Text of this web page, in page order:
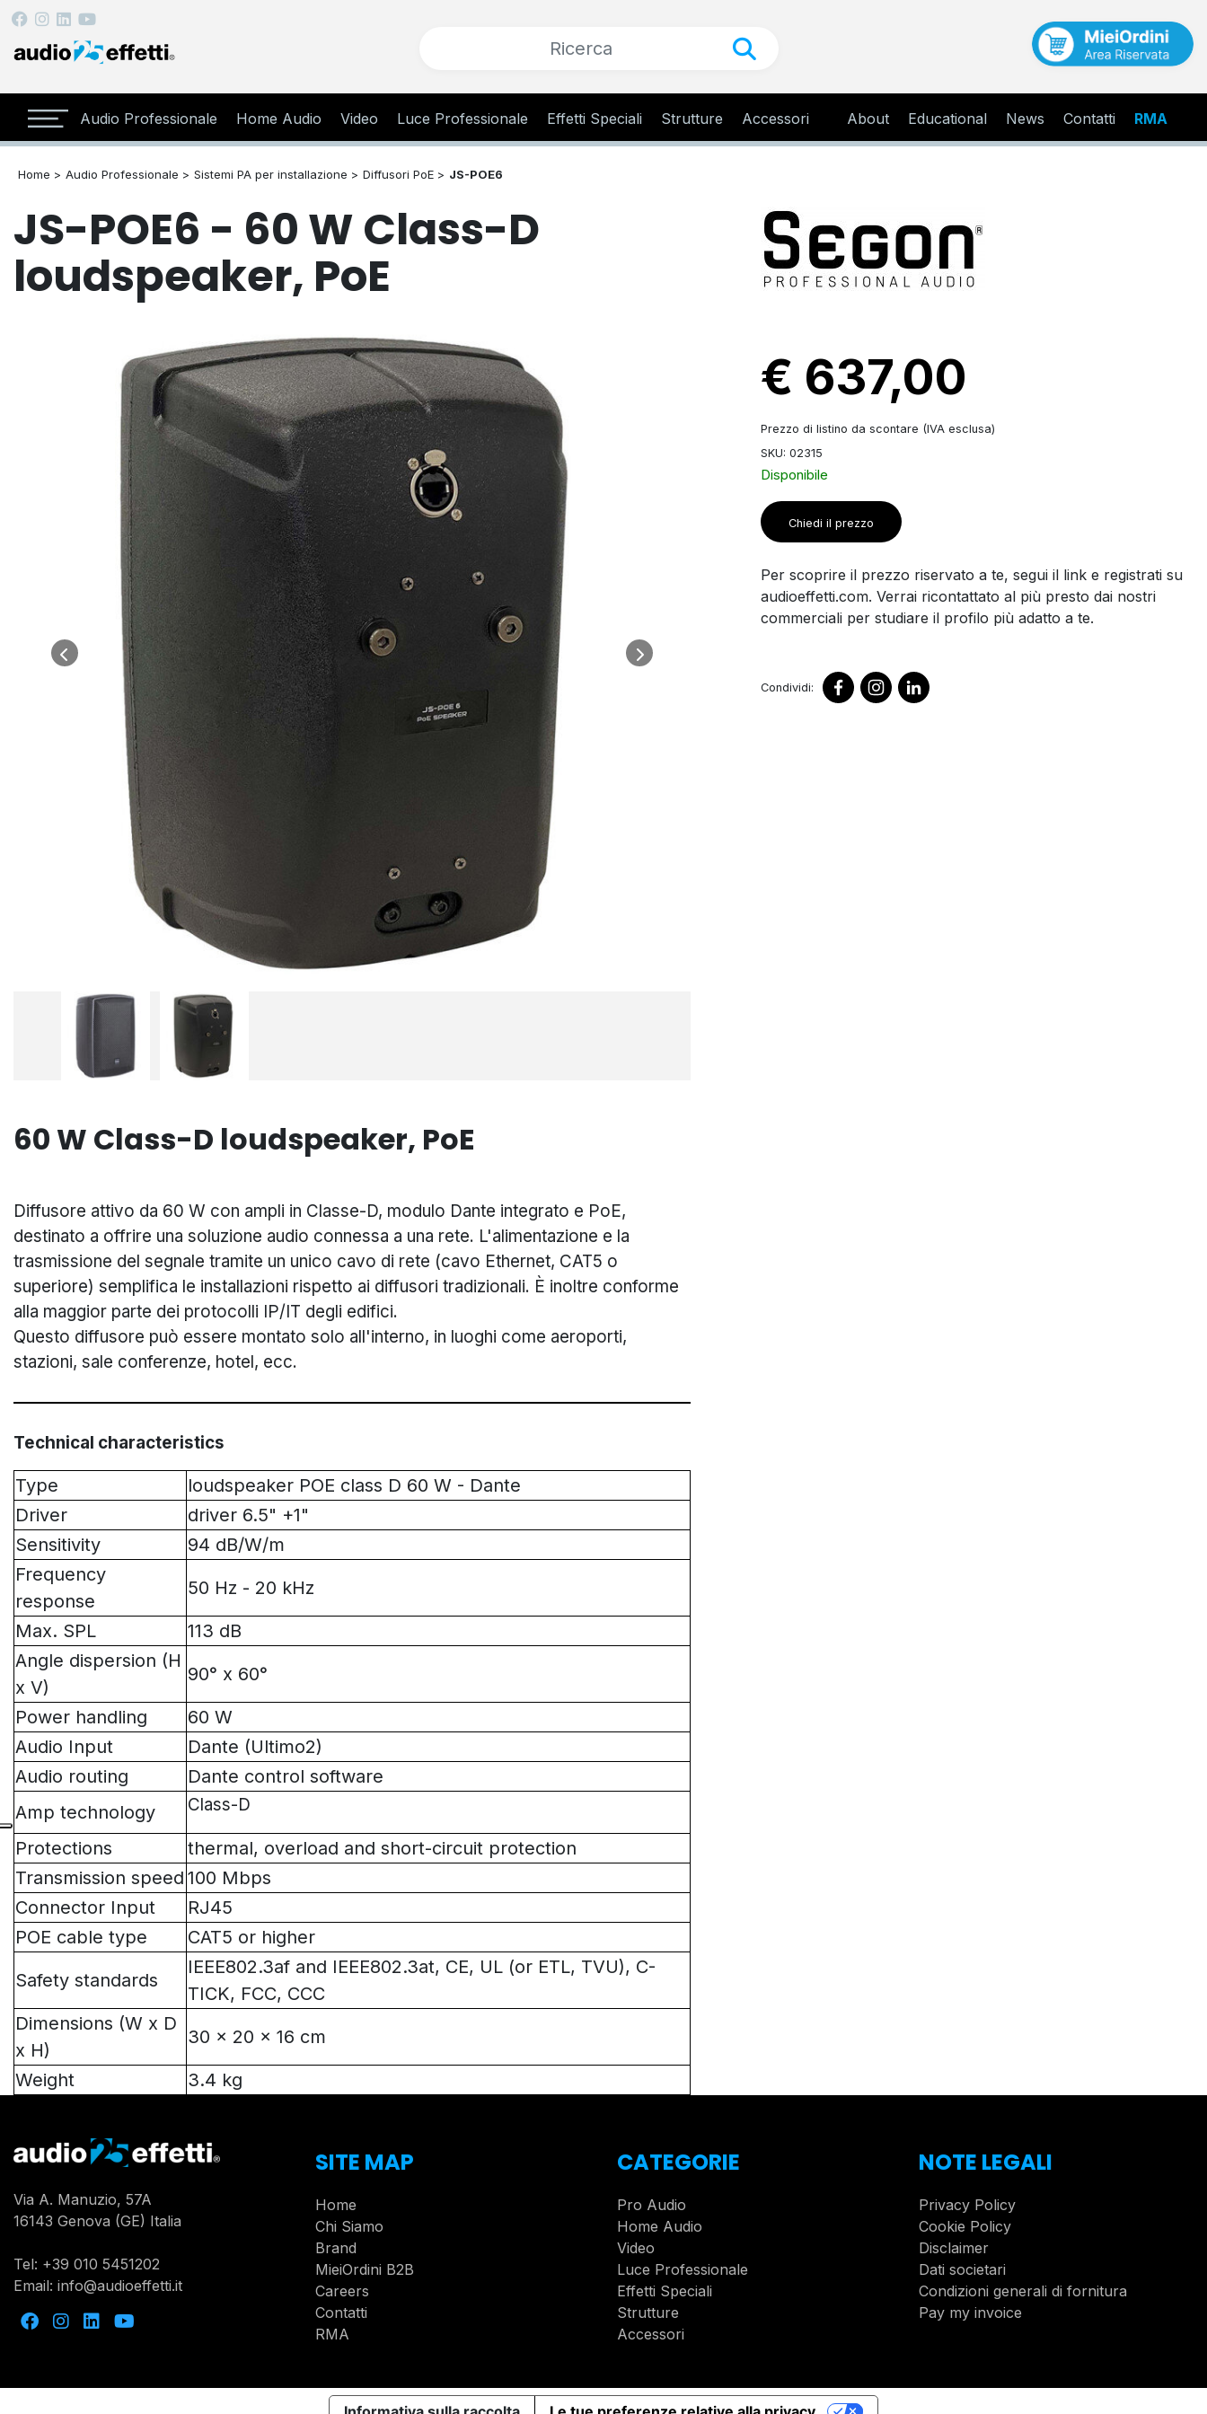
Audio Professionale Home Audio Video Luce Professionale Effetti Speciali Strutture Accessori About Educational News Contatti RMA
Home > Audio Professionale > Sistemi PA per installazione > Diffusori PoE > JS-POE6
JS-POE6 - 60 W Class-D
loudspeaker, PoE
60 W Class-D loudspeaker, PoE
Diffusore attivo da 60 W con ampli in Classe-D, modulo Dante integrato e PoE,
destinato a offrire una soluzione audio connessa a una rete. L'alimentazione e la
trasmissione del segnale tramite un unico cavo di rete (cavo Ethernet, CAT5 o
superiore) semplifica le installazioni rispetto ai diffusori tradizionali. È inoltre conforme
alla maggior parte dei protocolli IP/IT degli edifici.
Questo diffusore può essere montato solo all'interno, in luoghi come aeroporti,
stazioni, sale conferenze, hotel, ecc.
Technical characteristics
Type
loudspeaker POE class D 60 W - Dante
Driver
driver 6.5" +1"
Sensitivity
94 dB/W/m
Frequency
response
50 Hz - 20 kHz
Max. SPL
113 dB
Angle dispersion (H
x V)
90° x 60°
Power handling
60 W
Audio Input
Dante (Ultimo2)
Audio routing
Dante control software
Amp technology
Class-D
Protections
thermal, overload and short-circuit protection
Transmission speed 100 Mbps
Connector Input
RJ45
POE cable type
CAT5 or higher
Safety standards
IEEE802.3af and IEEE802.3at, CE, UL (or ETL, TVU), C-
TICK, FCC, CCC
Dimensions (W x D
x H)
30 x 20 x 16 cm
Weight
3.4 kg
€ 637,00
Prezzo di listino da scontare (IVA esclusa)
SKU: 02315
Disponibile
Chiedi il prezzo
Per scoprire il prezzo riservato a te, segui il link e registrati su
audioeffetti.com. Verrai ricontattato al più presto dai nostri
commerciali per studiare il profilo più adatto a te.
Condividi:
Via A. Manuzio, 57A
16143 Genova (GE) Italia
Tel: +39 010 5451202
Email: info@audioeffetti.it
SITE MAP
Home
Chi Siamo
Brand
MieiOrdini B2B
Careers
Contatti
RMA
CATEGORIE
Pro Audio
Home Audio
Video
Luce Professionale
Effetti Speciali
Strutture
Accessori
NOTE LEGALI
Privacy Policy
Cookie Policy
Disclaimer
Dati societari
Condizioni generali di fornitura
Pay my invoice